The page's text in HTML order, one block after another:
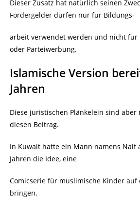
Dieser Zusatz hat natürlich seinen
Fördergelder dürfen nur für Bildungs-
arbeit verwendet werden und nicht für
oder Parteiwerbung.
Islamische Version
Jahren
Diese juristischen Plänkelein sind aber
diesen Beitrag.
In Kuwait hatte ein Mann namens Naif
Jahren die Idee, eine
Comicserie für muslimische Kinder auf
bringen.